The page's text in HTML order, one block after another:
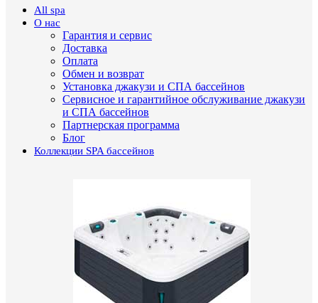
All spa
О нас
Гарантия и сервис
Доставка
Оплата
Обмен и возврат
Установка джакузи и СПА бассейнов
Сервисное и гарантийное обслуживание джакузи
и СПА бассейнов
Партнерская программа
Блог
Коллекции SPA бассейнов